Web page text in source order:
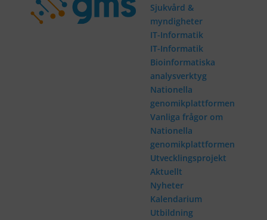
Sjukvård &
myndigheter
IT-Informatik
IT-Informatik
Bioinformatiska
analysverktyg
Nationella
genomikplattformen
Vanliga frågor om
Nationella
genomikplattformen
Utvecklingsprojekt
Aktuellt
Nyheter
Kalendarium
Utbildning